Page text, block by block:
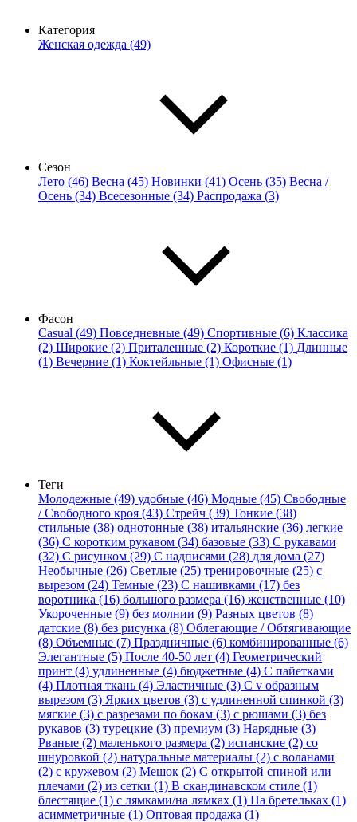
Категория
Женская одежда (49)
Сезон
Лето (46) Весна (45) Новинки (41) Осень (35) Весна /
Осень (34) Всесезонные (34) Распродажа (3)
Фасон
Casual (49) Повседневные (49) Спортивные (6) Классика
(2) Широкие (2) Приталенные (2) Короткие (1) Длинные
(1) Вечерние (1) Коктейльные (1) Офисные (1)
Теги
Молодежные (49) удобные (46) Модные (45) Свободные
/ Свободного кроя (43) Стрейч (39) Тонкие (38)
стильные (38) однотонные (38) итальянские (36) легкие
(36) С коротким рукавом (34) базовые (33) С рукавами
(32) С рисунком (29) С надписями (28) для дома (27)
Необычные (26) Светлые (25) тренировочные (25) с
вырезом (24) Темные (23) С нашивками (17) без
воротника (16) большого размера (16) женственные (10)
Укороченные (9) без молнии (9) Разных цветов (8)
датские (8) без рисунка (8) Облегающие / Обтягивающие
(8) Объемные (7) Праздничные (6) комбинированные (6)
Элегантные (5) После 40-50 лет (4) Геометрический
принт (4) удлиненные (4) бюджетные (4) С пайетками
(4) Плотная ткань (4) Эластичные (3) С v образным
вырезом (3) Ярких цветов (3) с удлиненной спинкой (3)
мягкие (3) с разрезами по бокам (3) с рюшами (3) без
рукавов (3) турецкие (3) премиум (3) Нарядные (3)
Рваные (2) маленького размера (2) испанские (2) со
шнуровкой (2) натуральные материалы (2) с воланами
(2) с кружевом (2) Мешок (2) С открытой спиной или
плечами (2) из сетки (1) В скандинавском стиле (1)
блестящие (1) с лямками/на лямках (1) На бретельках (1)
асимметричные (1) Оптовая продажа (1)